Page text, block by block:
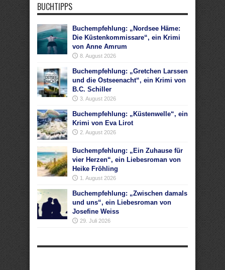
BUCHTIPPS
Buchempfehlung: „Nordsee Häme:
Die Küstenkommissare“, ein Krimi
von Anne Amrum
8. August 2026
Buchempfehlung: „Gretchen Larssen
und die Ostseenacht“, ein Krimi von
B.C. Schiller
3. August 2026
Buchempfehlung: „Küstenwelle“, ein
Krimi von Eva Lirot
2. August 2026
Buchempfehlung: „Ein Zuhause für
vier Herzen“, ein Liebesroman von
Heike Fröhling
1. August 2026
Buchempfehlung: „Zwischen damals
und uns“, ein Liebesroman von
Josefine Weiss
29. Juli 2026